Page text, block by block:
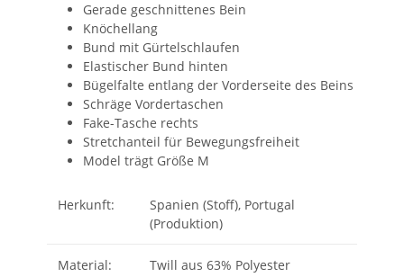
Gerade geschnittenes Bein
Knöchellang
Bund mit Gürtelschlaufen
Elastischer Bund hinten
Bügelfalte entlang der Vorderseite des Beins
Schräge Vordertaschen
Fake-Tasche rechts
Stretchanteil für Bewegungsfreiheit
Model trägt Größe M
Herkunft:
Spanien (Stoff), Portugal
(Produktion)
Material:
Twill aus 63% Polyester